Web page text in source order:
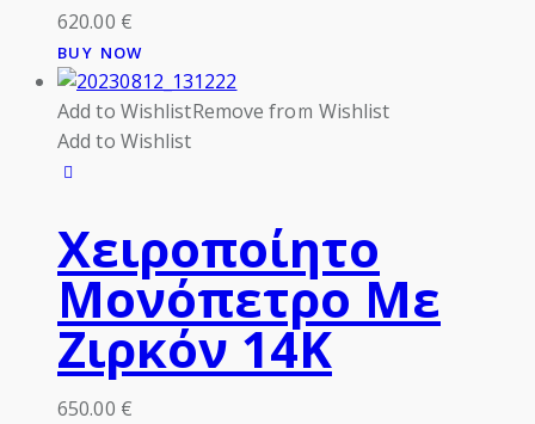
620.00 €
BUY NOW
Add to WishlistRemove from Wishlist
Add to Wishlist
Χειροποίητο
Μονόπετρο Με
Ζιρκόν 14Κ
650.00 €